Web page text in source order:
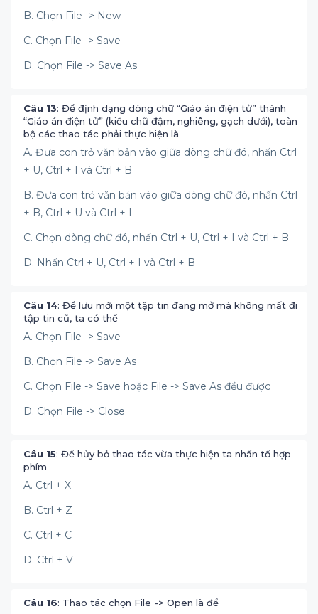
B. Chọn File -> New
C. Chọn File -> Save
D. Chọn File -> Save As
Câu 13: Để định dạng dòng chữ “Giáo án điện tử” thành
“Giáo án điện tử” (kiểu chữ đậm, nghiêng, gạch dưới), toàn
bộ các thao tác phải thực hiện là
A. Đưa con trỏ văn bản vào giữa dòng chữ đó, nhấn Ctrl
+ U, Ctrl + I và Ctrl + B
B. Đưa con trỏ văn bản vào giữa dòng chữ đó, nhấn Ctrl
+ B, Ctrl + U và Ctrl + I
C. Chọn dòng chữ đó, nhấn Ctrl + U, Ctrl + I và Ctrl + B
D. Nhấn Ctrl + U, Ctrl + I và Ctrl + B
Câu 14: Để lưu mới một tập tin đang mở mà không mất đi
tập tin cũ, ta có thể
A. Chọn File -> Save
B. Chọn File -> Save As
C. Chọn File -> Save hoặc File -> Save As đều được
D. Chọn File -> Close
Câu 15: Để hủy bỏ thao tác vừa thực hiện ta nhấn tổ hợp
phím
A. Ctrl + X
B. Ctrl + Z
C. Ctrl + C
D. Ctrl + V
Câu 16: Thao tác chọn File -> Open là để